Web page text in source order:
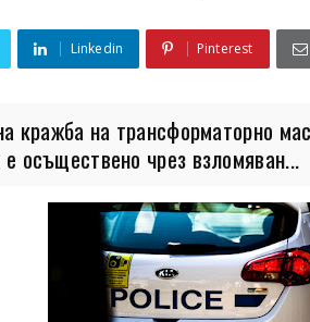
Linkedin Pinterest
кражба на трансформаторно
осъществено чрез взломяван...